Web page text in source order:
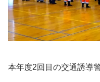
本年度2回目の交通誘導